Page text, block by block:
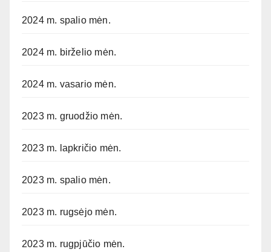
2024 m. spalio mėn.
2024 m. birželio mėn.
2024 m. vasario mėn.
2023 m. gruodžio mėn.
2023 m. lapkričio mėn.
2023 m. spalio mėn.
2023 m. rugsėjo mėn.
2023 m. rugpjūčio mėn.